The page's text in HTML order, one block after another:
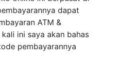
dapat
ATM &
ini saya akan bahas
pembayarannya